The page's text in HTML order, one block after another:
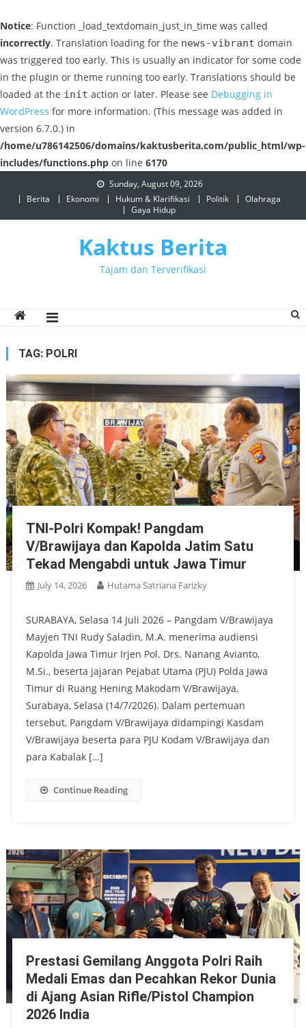
Notice: Function _load_textdomain_just_in_time was called
incorrectly. Translation loading for the news-vibrant domain
was triggered too early. This is usually an indicator for some code
in the plugin or theme running too early. Translations should be
loaded at the init action or later. Please see Debugging in
WordPress for more information. (This message was added in
version 6.7.0.) in
/home/u786142506/domains/kaktusberita.com/public_html/wp-
includes/functions.php on line 6170
Sunday, August 09, 2026
Berita
Ekonomi Hukum & Klarifikasi Politik
Olahraga
Gaya Hidup
Kaktus Berita
Tajam dan Terverifikasi
TAG: POLRI
TNI-Polri Kompak! Pangdam
V/Brawijaya dan Kapolda Jatim Satu
Tekad Mengabdi untuk Jawa Timur
July 14, 2026 Hutama Satriana Farizky
SURABAYA, Selasa 14 Juli 2026 – Pangdam V/Brawijaya
Mayjen TNI Rudy Saladin, M.A. menerima audiensi
Kapolda Jawa Timur Irjen Pol. Drs. Nanang Avianto,
M.Si., beserta jajaran Pejabat Utama (PJU) Polda Jawa
Timur di Ruang Hening Makodam V/Brawijaya,
Surabaya, Selasa (14/7/2026). Dalam pertemuan
tersebut, Pangdam V/Brawijaya didampingi Kasdam
V/Brawijaya beserta para PJU Kodam V/Brawijaya dan
para Kabalak […]
Continue Reading
Prestasi Gemilang Anggota Polri Raih
Medali Emas dan Pecahkan Rekor Dunia
di Ajang Asian Rifle/Pistol Champion
2026 India